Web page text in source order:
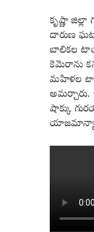
కృష్ణా జిల్లా
దారుణ
బాలికల
కెమెరాను
మహిళల
అమర్చారు.
షాక్కు